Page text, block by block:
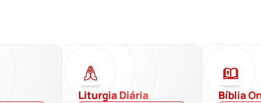
Liturgia Diária Bíblia